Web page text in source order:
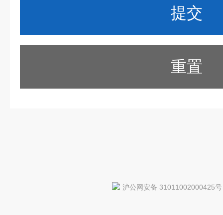
重置
沪公网安备 31011002000425号